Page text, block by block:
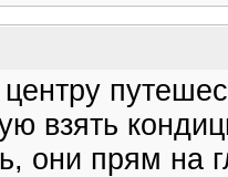
взять
они прям на